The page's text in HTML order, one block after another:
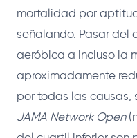
mortalidad por
señalando. Pasar del
aeróbica a incluso la
aproximadamente
por todas las causas,
JAMA Network Open